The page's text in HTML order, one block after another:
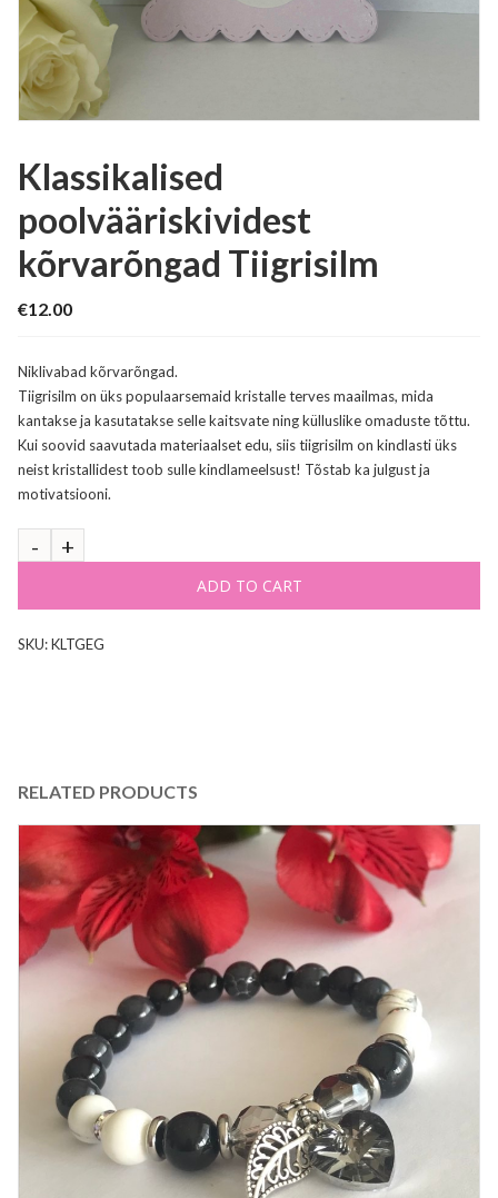
Klassikalised
poolvääriskividest
kõrvarõngad Tiigrisilm
€12.00
Niklivabad kõrvarõngad.
Tiigrisilm on üks populaarsemaid kristalle terves maailmas, mida
kantakse ja kasutatakse selle kaitsvate ning külluslike omaduste tõttu.
Kui soovid saavutada materiaalset edu, siis tiigrisilm on kindlasti üks
neist kristallidest toob sulle kindlameelsust! Tõstab ka julgust ja
motivatsiooni.
ADD TO CART
SKU:KLTGEG
RELATED PRODUCTS